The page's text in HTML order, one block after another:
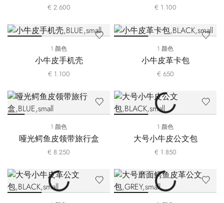
€ 2.600 € 1.100
1 颜色
小牛皮手机壳
€ 1.100
1 颜色
小牛皮革卡包
€ 650
1 颜色
哑光鳄鱼皮领带旅行盒
€ 8.250
1 颜色
大号小牛皮公文包
€ 1.850